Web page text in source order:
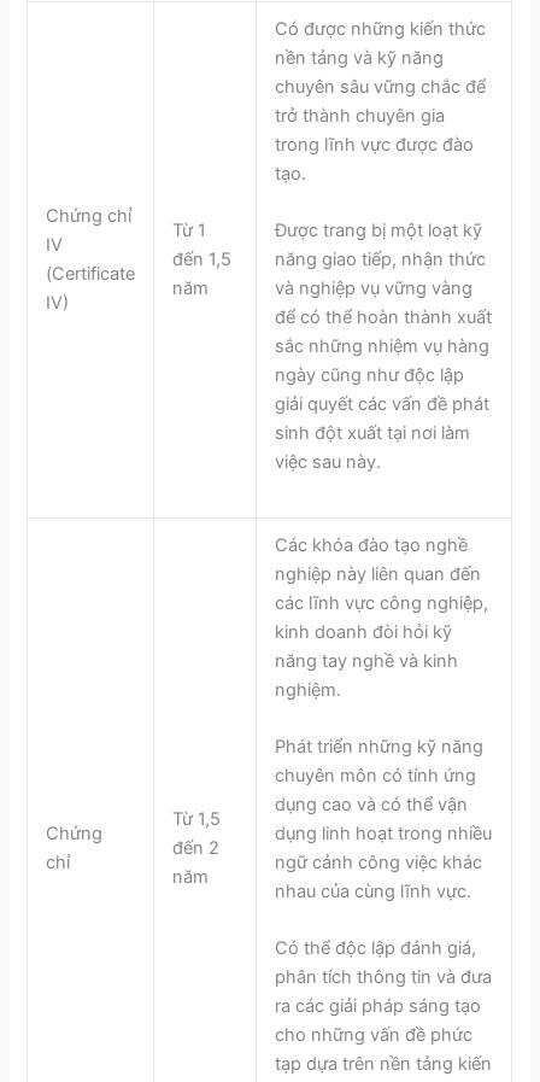
Chứng chỉ
IV
(Certificate
IV)
Từ 1
đến 1,5
năm
Có được những kiến thức
nền tảng và kỹ năng
chuyên sâu vững chắc để
trở thành chuyên gia
trong lĩnh vực được đào
tạo.
Được trang bị một loạt kỹ
năng giao tiếp, nhận thức
và nghiệp vụ vững vàng
để có thể hoàn thành xuất
sắc những nhiệm vụ hàng
ngày cũng như độc lập
giải quyết các vấn đề phát
sinh đột xuất tại nơi làm
việc sau này.
Chứng
chỉ
Từ 1,5
đến 2
năm
Các khóa đào tạo nghề
nghiệp này liên quan đến
các lĩnh vực công nghiệp,
kinh doanh đòi hỏi kỹ
năng tay nghề và kinh
nghiệm.
Phát triển những kỹ năng
chuyên môn có tính ứng
dụng cao và có thể vận
dụng linh hoạt trong nhiều
ngữ cảnh công việc khác
nhau của cùng lĩnh vực.
Có thể độc lập đánh giá,
phân tích thông tin và đưa
ra các giải pháp sáng tạo
cho những vấn đề phức
tạp dựa trên nền tảng kiến